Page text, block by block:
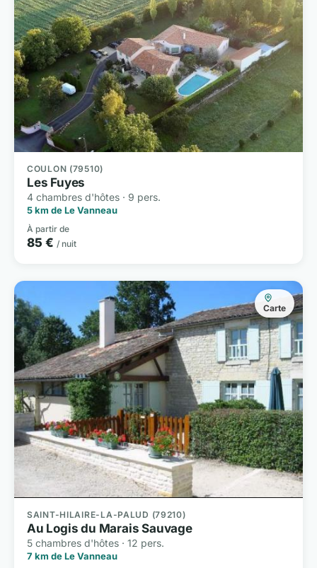
COULON (79510)
Les Fuyes
4 chambres d'hôtes · 9 pers.
5 km de Le Vanneau
À partir de
85 € / nuit
Carte
SAINT-HILAIRE-LA-PALUD (79210)
Au Logis du Marais Sauvage
5 chambres d'hôtes · 12 pers.
7 km de Le Vanneau